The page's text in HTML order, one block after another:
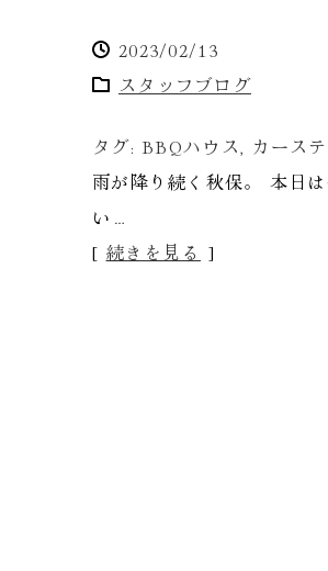
2023/02/13
スタッフブログ
タグ:BBQハウス, カーステ
雨が降り続く秋保。 本日
い…
[ 続きを見る ]